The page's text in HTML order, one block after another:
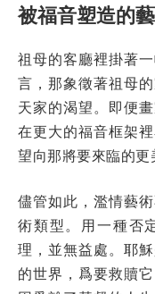
被福音塑造的
祖母的客廳裡掛著
言，那象徵著祖母
天家的渴望。即便
在更大的福音框架
望向那將要來臨的更
儘管如此，濫情藝
術類型。用一種否
理，並無益處。耶
的世界，爲要救贖